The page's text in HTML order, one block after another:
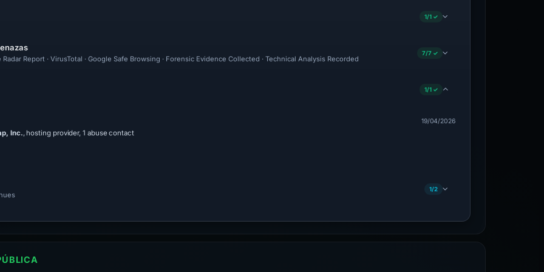
1/1 ✓
Radar Report · VirusTotal · Google Safe Browsing · Forensic Evidence Collected · Technical Analysis Recorded
7/7 ✓
1/1 ✓
Inc., hosting provider, 1 abuse contact
19/04/2026
1/2